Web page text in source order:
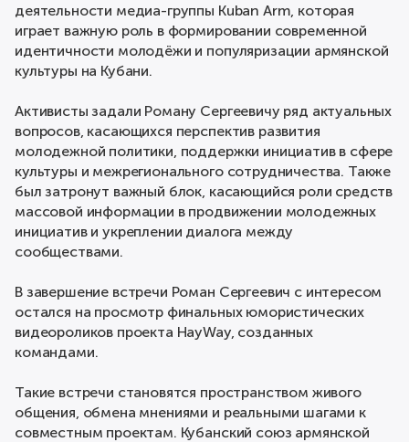
деятельности медиа-группы Kuban Arm, которая
играет важную роль в формировании современной
идентичности молодёжи и популяризации армянской
культуры на Кубани.
Активисты задали Роману Сергеевичу ряд актуальных
вопросов, касающихся перспектив развития
молодежной политики, поддержки инициатив в сфере
культуры и межрегионального сотрудничества. Также
был затронут важный блок, касающийся роли средств
массовой информации в продвижении молодежных
инициатив и укреплении диалога между
сообществами.
В завершение встречи Роман Сергеевич с интересом
остался на просмотр финальных юмористических
видеороликов проекта HayWay, созданных
командами.
Такие встречи становятся пространством живого
общения, обмена мнениями и реальными шагами к
совместным проектам. Кубанский союз армянской